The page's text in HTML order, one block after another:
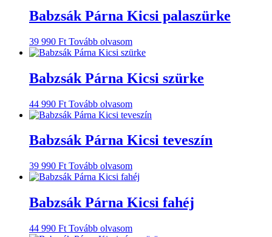
Babzsák Párna Kicsi palaszürke
39 990 Ft Tovább olvasom
Babzsák Párna Kicsi szürke
44 990 Ft Tovább olvasom
Babzsák Párna Kicsi teveszín
39 990 Ft Tovább olvasom
Babzsák Párna Kicsi fahéj
44 990 Ft Tovább olvasom